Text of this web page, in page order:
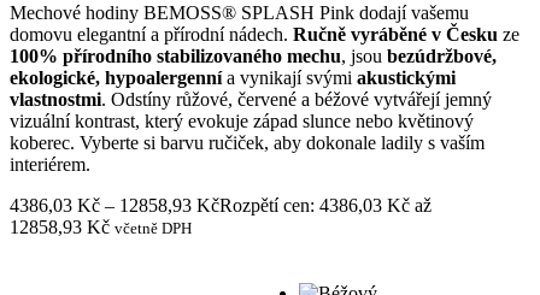
Mechové hodiny BEMOSS® SPLASH Pink dodají vašemu
domovu elegantní a přírodní nádech. Ručně vyráběné v Česku ze
100% přírodního stabilizovaného mechu, jsou bezúdržbové,
ekologické, hypoalergennía vynikají svými akustickými
vlastnostmi. Odstíny růžové, červené a béžové vytvářejí jemný
vizuální kontrast, který evokuje západ slunce nebo květinový
koberec. Vyberte si barvu ručiček, aby dokonale ladily s vaším
interiérem.
4386,03 Kč – 12858,93 KčRozpětí cen: 4386,03 Kč až
12858,93 Kč včetně DPH